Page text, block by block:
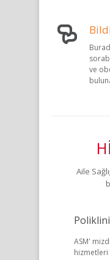
ve
Aile
ASM'